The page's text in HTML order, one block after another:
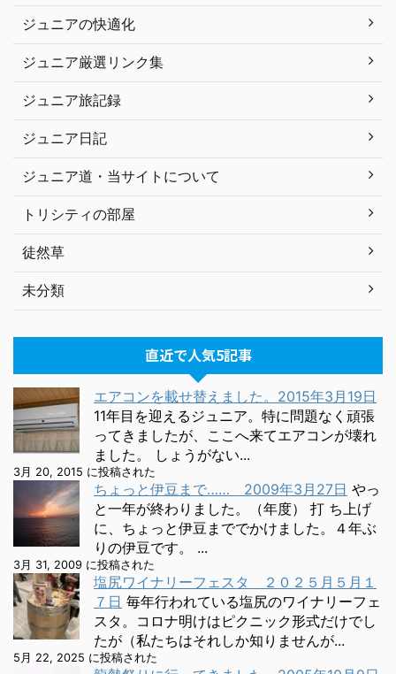
ジュニアの快適化
ジュニア厳選リンク集
ジュニア旅記録
ジュニア日記
ジュニア道・当サイトについて
トリシティの部屋
徒然草
未分類
直近で人気5記事
エアコンを載せ替えました。2015年3月19日
11年目を迎えるジュニア。特に問題なく頑張
ってきましたが、ここへ来てエアコンが壊れ
ました。 しょうがない...
3月 20, 2015 に投稿された
ちょっと伊豆まで…… 2009年3月27日 やっ
と一年が終わりました。（年度） 打 ち上げ
に、ちょっと伊豆まででかけました。４年ぶ
りの伊豆です。 ...
3月 31, 2009 に投稿された
塩尻ワイナリーフェスタ ２０２５月５月１
７日 毎年行われている塩尻のワイナリーフェ
スタ。コロナ明けはピクニック形式だけでし
たが（私たちはそれしか知りませんが...
5月 22, 2025 に投稿された